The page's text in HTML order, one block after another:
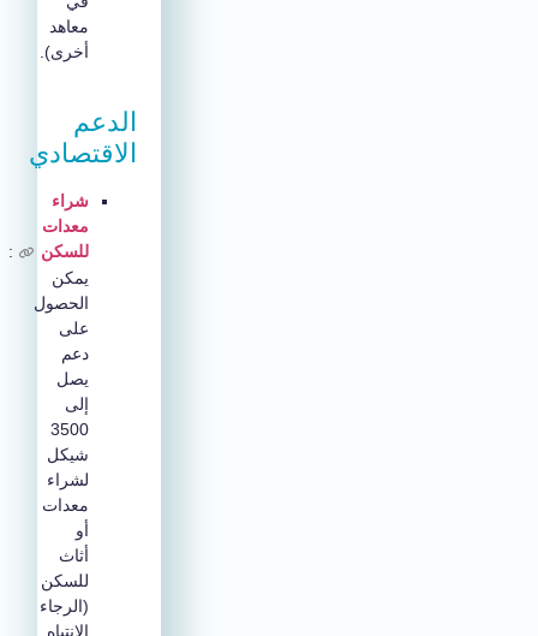
معاهد
أخرى).
الدعم
الاقتصادي
شراء
معدات
للسكن
يمكن
الحصول
على
دعم
يصل
3500
شيكل
لشراء
معدات
أثاث
للسكن
(الرجاء
الانتباه